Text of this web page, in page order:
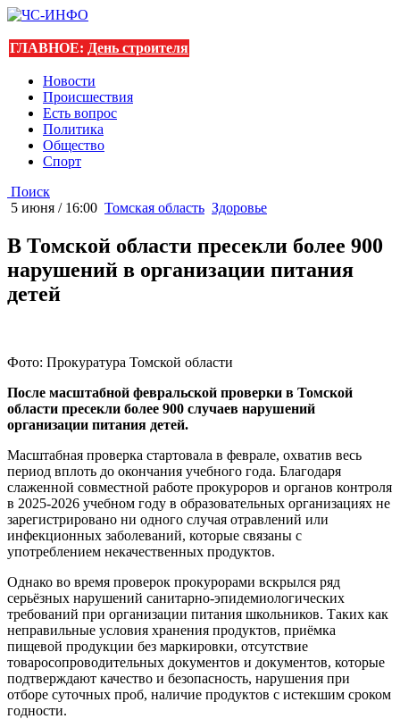
ГЛАВНОЕ: День строителя
Новости
Происшествия
Есть вопрос
Политика
Общество
Спорт
Поиск
5 июня / 16:00 Томская область Здоровье
В Томской области пресекли более 900
нарушений в организации питания
детей
Фото: Прокуратура Томской области
После масштабной февральской проверки в Томской
области пресекли более 900 случаев нарушений
организации питания детей.
Масштабная проверка стартовала в феврале, охватив весь
период вплоть до окончания учебного года. Благодаря
слаженной совместной работе прокуроров и органов контроля
в 2025-2026 учебном году в образовательных организациях не
зарегистрировано ни одного случая отравлений или
инфекционных заболеваний, которые связаны с
употреблением некачественных продуктов.
Однако во время проверок прокурорами вскрылся ряд
серьёзных нарушений санитарно-эпидемиологических
требований при организации питания школьников. Таких как
неправильные условия хранения продуктов, приёмка
пищевой продукции без маркировки, отсутствие
товаросопроводительных документов и документов, которые
подтверждают качество и безопасность, нарушения при
отборе суточных проб, наличие продуктов с истекшим сроком
годности.